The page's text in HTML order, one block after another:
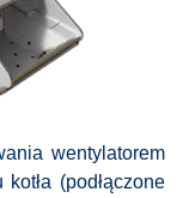
wentylatorem
(podłączone